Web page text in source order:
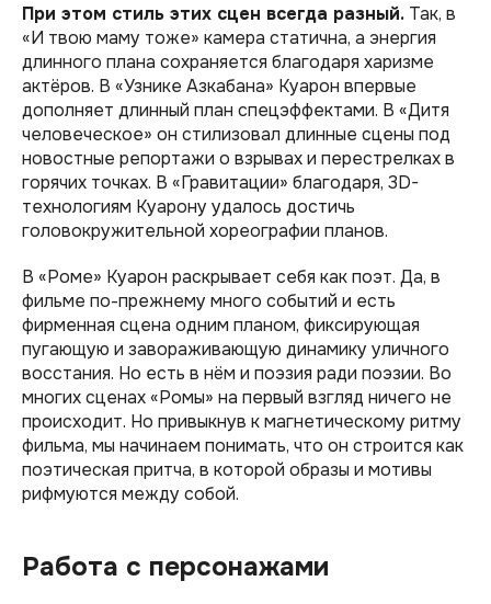
При этом стиль этих сцен всегда разный. Так, в
«И твою маму тоже» камера статична, а энергия
длинного плана сохраняется благодаря харизме
актёров. В «Узнике Азкабана» Куарон впервые
дополняет длинный план спецэффектами. В «Дитя
человеческое» он стилизовал длинные сцены под
новостные репортажи о взрывах и перестрелках в
горячих точках. В «Гравитации» благодаря, 3D-
технологиям Куарону удалось достичь
головокружительной хореографии планов.
В «Роме» Куарон раскрывает себя как поэт. Да, в
фильме по-прежнему много событий и есть
фирменная сцена одним планом, фиксирующая
пугающую и завораживающую динамику уличного
восстания. Но есть в нём и поэзия ради поэзии. Во
многих сценах «Ромы» на первый взгляд ничего не
происходит. Но привыкнув к магнетическому ритму
фильма, мы начинаем понимать, что он строится как
поэтическая притча, в которой образы и мотивы
рифмуются между собой.
Работа с персонажами